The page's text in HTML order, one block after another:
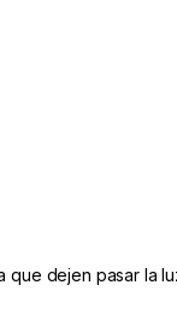
que dejen pasar la